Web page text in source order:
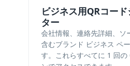
ビジネス用QRコー
ター
会社情報、連絡先詳細、ソ
含むブランド ビジネス ペ
す。これらすべてに 1 回の